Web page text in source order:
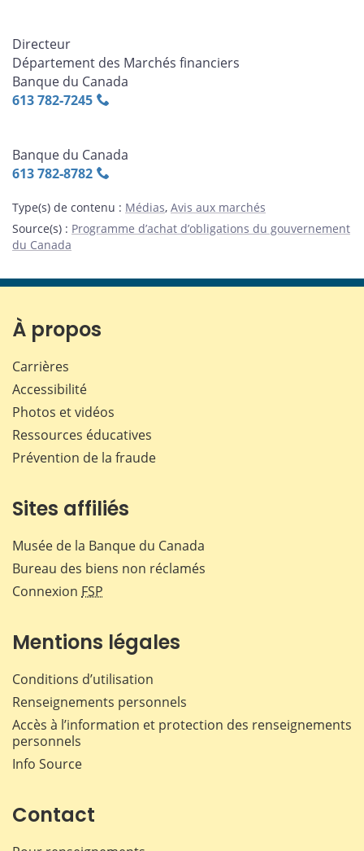
Directeur
Département des Marchés financiers
Banque du Canada
613 782‑7245
Banque du Canada
613 782‑8782
Type(s) de contenu : Médias, Avis aux marchés
Source(s) : Programme d’achat d’obligations du gouvernement
du Canada
À propos
Carrières
Accessibilité
Photos et vidéos
Ressources éducatives
Prévention de la fraude
Sites affiliés
Musée de la Banque du Canada
Bureau des biens non réclamés
Connexion FSP
Mentions légales
Conditions d’utilisation
Renseignements personnels
Accès à l’information et protection des renseignements
personnels
Info Source
Contact